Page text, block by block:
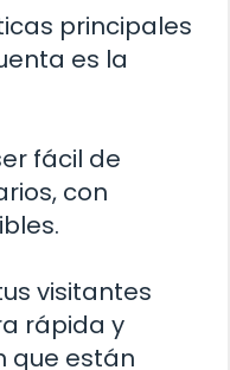
principales
es la
fácil de
con
visitantes
rápida y
que están